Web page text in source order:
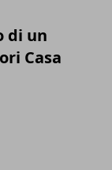
di un
Casa